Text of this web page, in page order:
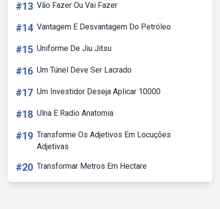
#13 Vão Fazer Ou Vai Fazer
#14 Vantagem E Desvantagem Do Petróleo
#15 Uniforme De Jiu Jitsu
#16 Um Túnel Deve Ser Lacrado
#17 Um Investidor Deseja Aplicar 10000
#18 Ulna E Radio Anatomia
#19 Transforme Os Adjetivos Em Locuções
Adjetivas
#20 Transformar Metros Em Hectare